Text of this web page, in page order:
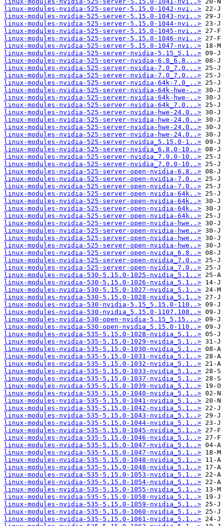
linux-modules-nvidia-525-server-5.15.0-1042-nvi..>
linux-modules-nvidia-525-server-5.15.0-1043-nvi..>
linux-modules-nvidia-525-server-5.15.0-1044-nvi..>
linux-modules-nvidia-525-server-5.15.0-1045-nvi..>
linux-modules-nvidia-525-server-5.15.0-1046-nvi..>
linux-modules-nvidia-525-server-5.15.0-1047-nvi..>
linux-modules-nvidia-525-server-nvidia-5.15_5.1..>
linux-modules-nvidia-525-server-nvidia-6.8_6.8...>
linux-modules-nvidia-525-server-nvidia-7.0_7.0...>
linux-modules-nvidia-525-server-nvidia-7.0_7.0...>
linux-modules-nvidia-525-server-nvidia-64k-7.0_..>
linux-modules-nvidia-525-server-nvidia-64k-hwe-..>
linux-modules-nvidia-525-server-nvidia-64k-hwe-..>
linux-modules-nvidia-525-server-nvidia-64k_7.0...>
linux-modules-nvidia-525-server-nvidia-hwe-24.0..>
linux-modules-nvidia-525-server-nvidia-hwe-24.0..>
linux-modules-nvidia-525-server-nvidia-hwe-24.0..>
linux-modules-nvidia-525-server-nvidia-hwe-24.0..>
linux-modules-nvidia-525-server-nvidia_5.15.0-1..>
linux-modules-nvidia-525-server-nvidia_6.8.0-10..>
linux-modules-nvidia-525-server-nvidia_7.0.0-10..>
linux-modules-nvidia-525-server-nvidia_7.0.0-10..>
linux-modules-nvidia-525-server-open-nvidia-6.8..>
linux-modules-nvidia-525-server-open-nvidia-7.0..>
linux-modules-nvidia-525-server-open-nvidia-7.0..>
linux-modules-nvidia-525-server-open-nvidia-64k..>
linux-modules-nvidia-525-server-open-nvidia-64k..>
linux-modules-nvidia-525-server-open-nvidia-64k..>
linux-modules-nvidia-525-server-open-nvidia-64k..>
linux-modules-nvidia-525-server-open-nvidia-hwe..>
linux-modules-nvidia-525-server-open-nvidia-hwe..>
linux-modules-nvidia-525-server-open-nvidia-hwe..>
linux-modules-nvidia-525-server-open-nvidia-hwe..>
linux-modules-nvidia-525-server-open-nvidia_6.8..>
linux-modules-nvidia-525-server-open-nvidia_7.0..>
linux-modules-nvidia-525-server-open-nvidia_7.0..>
linux-modules-nvidia-530-5.15.0-1025-nvidia_5.1..>
linux-modules-nvidia-530-5.15.0-1026-nvidia_5.1..>
linux-modules-nvidia-530-5.15.0-1027-nvidia_5.1..>
linux-modules-nvidia-530-5.15.0-1028-nvidia_5.1..>
linux-modules-nvidia-530-nvidia-5.15_5.15.0-110..>
linux-modules-nvidia-530-nvidia_5.15.0-1107.108..>
linux-modules-nvidia-530-open-nvidia-5.15_5.15...>
linux-modules-nvidia-530-open-nvidia_5.15.0-110..>
linux-modules-nvidia-535-5.15.0-1028-nvidia_5.1..>
linux-modules-nvidia-535-5.15.0-1029-nvidia_5.1..>
linux-modules-nvidia-535-5.15.0-1030-nvidia_5.1..>
linux-modules-nvidia-535-5.15.0-1031-nvidia_5.1..>
linux-modules-nvidia-535-5.15.0-1032-nvidia_5.1..>
linux-modules-nvidia-535-5.15.0-1033-nvidia_5.1..>
linux-modules-nvidia-535-5.15.0-1037-nvidia_5.1..>
linux-modules-nvidia-535-5.15.0-1039-nvidia_5.1..>
linux-modules-nvidia-535-5.15.0-1040-nvidia_5.1..>
linux-modules-nvidia-535-5.15.0-1041-nvidia_5.1..>
linux-modules-nvidia-535-5.15.0-1042-nvidia_5.1..>
linux-modules-nvidia-535-5.15.0-1043-nvidia_5.1..>
linux-modules-nvidia-535-5.15.0-1044-nvidia_5.1..>
linux-modules-nvidia-535-5.15.0-1045-nvidia_5.1..>
linux-modules-nvidia-535-5.15.0-1046-nvidia_5.1..>
linux-modules-nvidia-535-5.15.0-1047-nvidia_5.1..>
linux-modules-nvidia-535-5.15.0-1047-nvidia_5.1..>
linux-modules-nvidia-535-5.15.0-1048-nvidia_5.1..>
linux-modules-nvidia-535-5.15.0-1048-nvidia_5.1..>
linux-modules-nvidia-535-5.15.0-1053-nvidia_5.1..>
linux-modules-nvidia-535-5.15.0-1054-nvidia_5.1..>
linux-modules-nvidia-535-5.15.0-1055-nvidia_5.1..>
linux-modules-nvidia-535-5.15.0-1058-nvidia_5.1..>
linux-modules-nvidia-535-5.15.0-1059-nvidia_5.1..>
linux-modules-nvidia-535-5.15.0-1060-nvidia_5.1..>
linux-modules-nvidia-535-5.15.0-1061-nvidia_5.1..>